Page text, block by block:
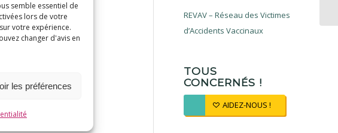
semble essentiel de
lors de votre
votre expérience.
changer d'avis en
les préférences
REVAV – Réseau des Victimes
d’Accidents Vaccinaux
TOUS
CONCERNÉS !
AIDEZ-NOUS !